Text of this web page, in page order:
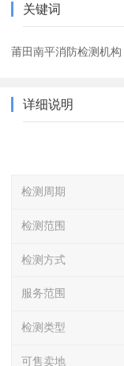
关键词
莆田南平消防检测机构
详细说明
检测周期
检测范围
检测方式
服务范围
检测类型
可售卖地